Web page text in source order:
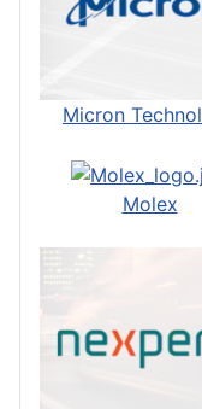
Micron
Molex